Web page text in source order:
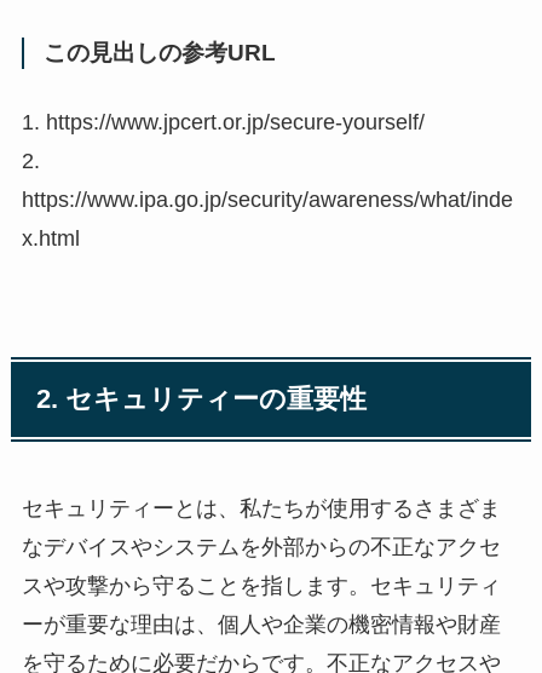
この見出しの参考URL
1. https://www.jpcert.or.jp/secure-yourself/
2.
https://www.ipa.go.jp/security/awareness/what/inde
x.html
2. セキュリティーの重要性
セキュリティーとは、私たちが使用するさまざま
なデバイスやシステムを外部からの不正なアクセ
スや攻撃から守ることを指します。セキュリティ
ーが重要な理由は、個人や企業の機密情報や財産
を守るために必要だからです。不正なアクセスや